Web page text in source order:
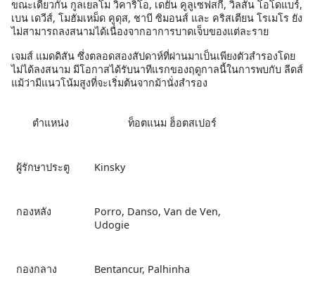
ขณะเดียวกัน กูลเยลโม วิคาริโอ, เดยัน คูลูเซฟสกี, วิลสัน โอโดแบร์,
เบน เดวีส์, โมฮัมเหม็ด คูดุส, ชาบี ซิมอนส์ และ คริสเตียน โรเมโร ยัง
ไม่สามารถลงสนามได้เนื่องจากอาการบาดเจ็บของแต่ละราย
เจมส์ แมดดิสัน ซึ่งตลอดสองสัปดาห์ที่ผ่านมาเป็นเพียงตัวสำรองโดย
ไม่ได้ลงสนาม มีโอกาสได้รับนาทีแรกของฤดูกาลนี้ในการพบกับ ลีดส์
แม้ว่ามีแนวโน้มสูงที่จะเริ่มต้นจากม้านั่งสำรอง
ตำแหน่ง ท็อตแนม ฮ็อตสเปอร์
ผู้รักษาประตู Kinsky
กองหลัง
Porro, Danso, Van de Ven,
Udogie
กองกลาง Bentancur, Palhinha